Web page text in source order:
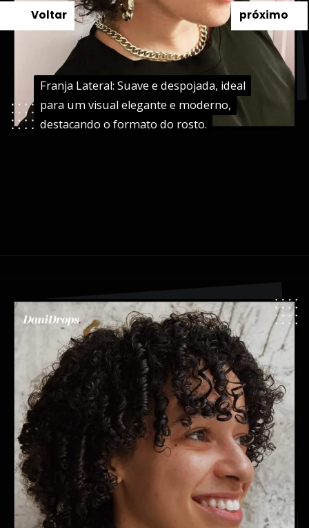
Franja Lateral: Suave e despojada, ideal
para um visual elegante e moderno,
destacando o formato do rosto.
Franja Lateral: Suave e despojada, ideal
para um visual elegante e moderno,
destacando o formato do rosto.
próximo
Voltar